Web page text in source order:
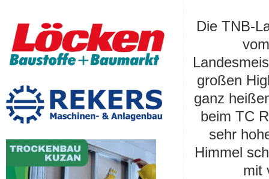
Die TNB-
großen
ganz
beim TC
sehr
Himmel
mit